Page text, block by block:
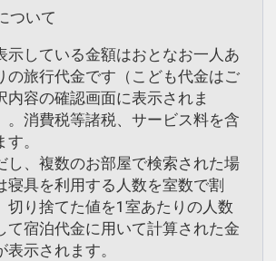
ついて
示している金額はおとなお一人あ
の旅行代金です（こども代金はご
内容の確認画面に表示されま
。消費税等諸税、サービス料を含
す。
し、複数のお部屋で検索された場
寝具を利用する人数を室数で割
切り捨てた値を1室あたりの人数
て宿泊代金に用いて計算された金
表示されます。